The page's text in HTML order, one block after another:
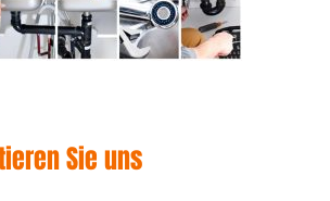
Sie uns